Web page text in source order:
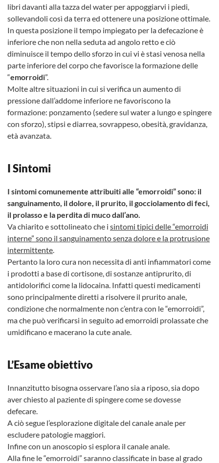
libri davanti alla tazza del water per appoggiarvi i piedi,
sollevandoli così da terra ed ottenere una posizione ottimale.
In questa posizione il tempo impiegato per la defecazione è
inferiore che non nella seduta ad angolo retto e ciò
diminuisce il tempo dello sforzo in cui vi è stasi venosa nella
parte inferiore del corpo che favorisce la formazione delle
“emorroidi”.
Molte altre situazioni in cui si verifica un aumento di
pressione dall’addome inferiore ne favoriscono la
formazione: ponzamento (sedere sul water a lungo e spingere
con sforzo), stipsi e diarrea, sovrappeso, obesità, gravidanza,
età avanzata.
I Sintomi
I sintomi comunemente attribuiti alle “emorroidi” sono: il
sanguinamento, il dolore, il prurito, il gocciolamento di feci,
il prolasso e la perdita di muco dall’ano.
Va chiarito e sottolineato che i sintomi tipici delle “emorroidi
interne” sono il sanguinamento senza dolore e la protrusione
intermittente
Pertanto la loro cura non necessita di anti infiammatori come
i prodotti a base di cortisone, di sostanze antiprurito, di
antidolorifici come la lidocaina. Infatti questi medicamenti
sono principalmente diretti a risolvere il prurito anale,
condizione che normalmente non c’entra con le “emorroidi”,
ma che può verificarsi in seguito ad emorroidi prolassate che
umidificano e macerano la cute anale.
L’Esame obiettivo
Innanzitutto bisogna osservare l’ano sia a riposo, sia dopo
aver chiesto al paziente di spingere come se dovesse
defecare.
A ciò segue l’esplorazione digitale del canale anale per
escludere patologie maggiori.
Infine con un anoscopio si esplora il canale anale.
Alla fine le “emorroidi” saranno classificate in base al grado